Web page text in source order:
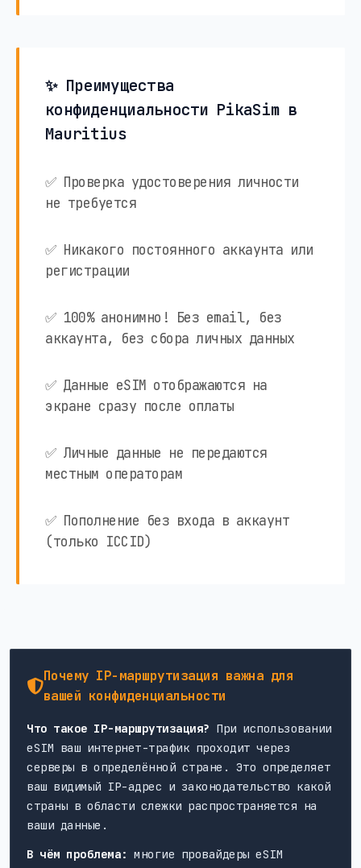
✨ Преимущества
конфиденциальности PikaSim в
Mauritius
✅ Проверка удостоверения личности
не требуется
✅ Никакого постоянного аккаунта или
регистрации
✅ 100% анонимно! Без email, без
аккаунта, без сбора личных данных
✅ Данные eSIM отображаются на
экране сразу после оплаты
✅ Личные данные не передаются
местным операторам
✅ Пополнение без входа в аккаунт
(только ICCID)
Почему IP-маршрутизация важна для
вашей конфиденциальности
Что такое IP-маршрутизация? При использовании
eSIM ваш интернет-трафик проходит через
серверы в определённой стране. Это определяет
ваш видимый IP-адрес и законодательство какой
страны в области слежки распространяется на
ваши данные.
В чём проблема: многие провайдеры eSIM